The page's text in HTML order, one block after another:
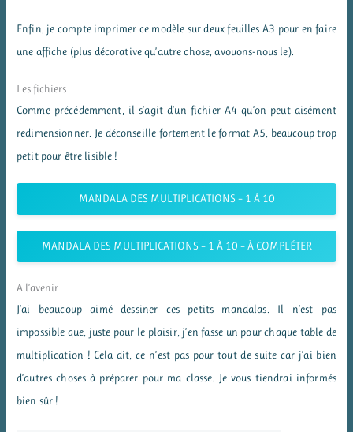
Enfin, je compte imprimer ce modèle sur deux feuilles A3 pour en faire
une affiche (plus décorative qu’autre chose, avouons-nous le).
Les fichiers
Comme précédemment, il s’agit d’un fichier A4 qu’on peut aisément
redimensionner. Je déconseille fortement le format A5, beaucoup trop
petit pour être lisible !
MANDALA DES MULTIPLICATIONS – 1 À 10
MANDALA DES MULTIPLICATIONS – 1 À 10 – À COMPLÉTER
A l’avenir
J’ai beaucoup aimé dessiner ces petits mandalas. Il n’est pas
impossible que, juste pour le plaisir, j’en fasse un pour chaque table de
multiplication ! Cela dit, ce n’est pas pour tout de suite car j’ai bien
d’autres choses à préparer pour ma classe. Je vous tiendrai informés
bien sûr !